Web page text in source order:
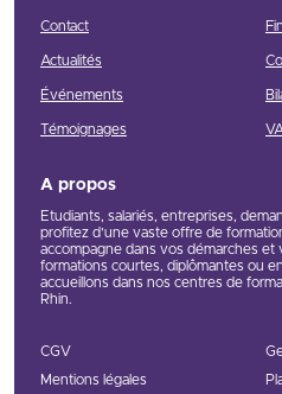
Contact
Actualités
Événements
Témoignages
A propos
Etudiants, salariés, entreprises,
profitez d’une vaste offre de
accompagne dans vos démarches
formations courtes, diplômantes ou
accueillons dans nos centres de
Rhin.
CGV
Mentions légales